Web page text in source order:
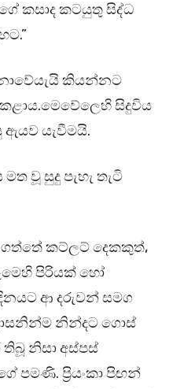
කසාද කටයුතු සිද්ධ
කියන්නට
සිදුවිය
යැවීමයි.
වූ සුදු පැහැ තැටි
ගත්තේ කට්ලට් දෙකකුත්,
පිරියක් හෝ
ආ දරුවන් සමග
නින්දට ගොස්
නිසා අස්පස්
පමණි. ප්‍රියංකා පිඟන්